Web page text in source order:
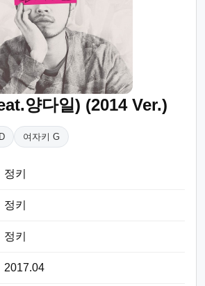
양다일) (2014 Ver.)
여자키 G
정키
정키
정키
2017.04